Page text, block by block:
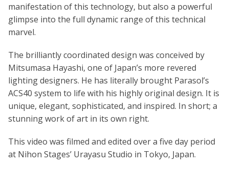
manifestation of this technology, but also a powerful
glimpse into the full dynamic range of this technical
marvel.
The brilliantly coordinated design was conceived by
Mitsumasa Hayashi, one of Japan’s more revered
lighting designers. He has literally brought Parasol’s
ACS40 system to life with his highly original design. It is
unique, elegant, sophisticated, and inspired. In short; a
stunning work of art in its own right.
This video was filmed and edited over a five day period
at Nihon Stages’ Urayasu Studio in Tokyo, Japan.